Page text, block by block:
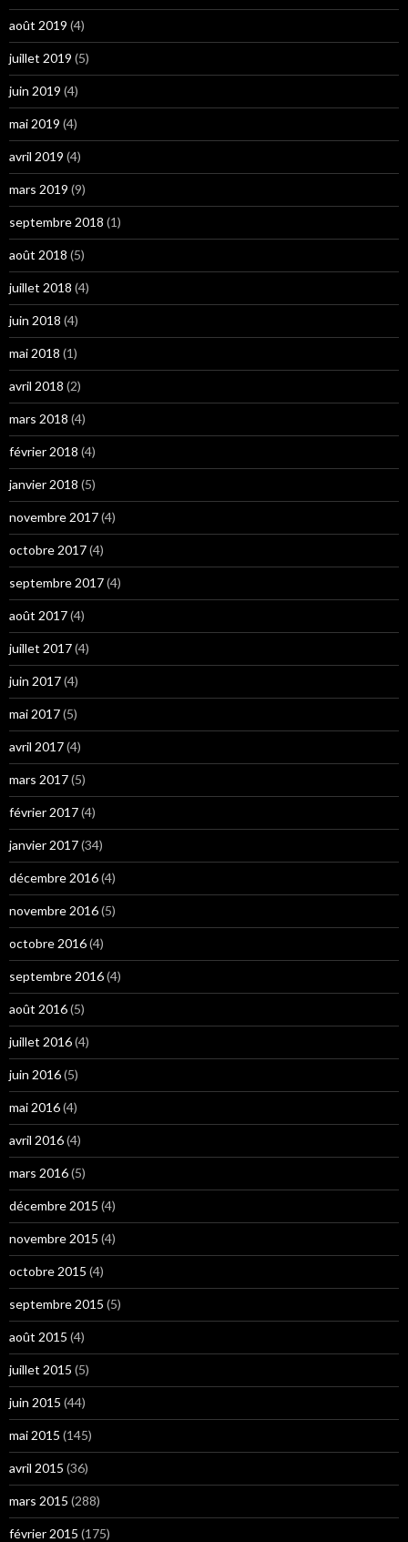
août 2019 (4)
juillet 2019 (5)
juin 2019 (4)
mai 2019 (4)
avril 2019 (4)
mars 2019 (9)
septembre 2018 (1)
août 2018 (5)
juillet 2018 (4)
juin 2018 (4)
mai 2018 (1)
avril 2018 (2)
mars 2018 (4)
février 2018 (4)
janvier 2018 (5)
novembre 2017(4)
octobre 2017(4)
septembre 2017(4)
août 2017(4)
juillet 2017(4)
juin 2017(4)
mai 2017(5)
avril 2017(4)
mars 2017(5)
février 2017(4)
janvier 2017(34)
décembre 2016(4)
novembre 2016(5)
octobre 2016(4)
septembre 2016(4)
août 2016(5)
juillet 2016(4)
juin 2016(5)
mai 2016(4)
avril 2016(4)
mars 2016(5)
décembre 2015 (4)
novembre 2015 (4)
octobre 2015 (4)
septembre 2015 (5)
août 2015 (4)
juillet 2015 (5)
juin 2015 (44)
mai 2015 (145)
avril 2015 (36)
mars 2015 (288)
février 2015 (175)